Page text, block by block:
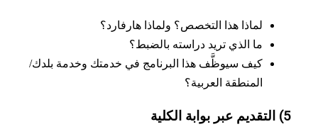
لماذا هذا التخصص؟ ولماذا هارفارد؟
ما الذي تريد دراسته بالضبط؟
كيف سيوظَّف هذا البرنامج في خدمتك وخدمة بلدك/
المنطقة العربية؟